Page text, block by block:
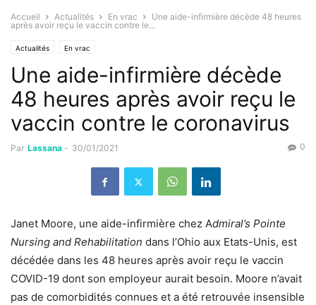
Accueil Actualités En vrac
Une aide-infirmière décède 48 heures
après avoir reçu le vaccin contre le...
Actualités En vrac
Une aide-infirmière décède
48 heures après avoir reçu le
vaccin contre le coronavirus
Par Lassana - 30/01/2021 0
Janet Moore, une aide-infirmière chez Admiral’s Pointe
Nursing and Rehabilitation dans l’Ohio aux Etats-Unis, est
décédée dans les 48 heures après avoir reçu le vaccin
COVID-19 dont son employeur aurait besoin. Moore n’avait
pas de comorbidités connues et a été retrouvée insensible